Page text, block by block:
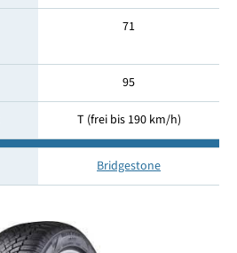
71
95
T (frei bis 190 km/h)
Bridgestone